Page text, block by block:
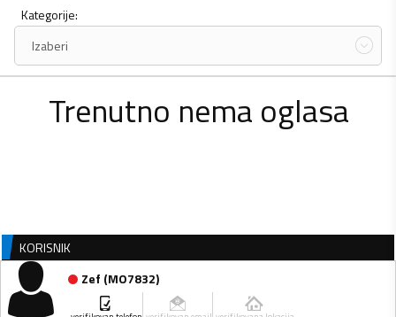
Kategorije:
Izaberi
Trenutno nema oglasa
KORISNIK
Zef (MO7832)